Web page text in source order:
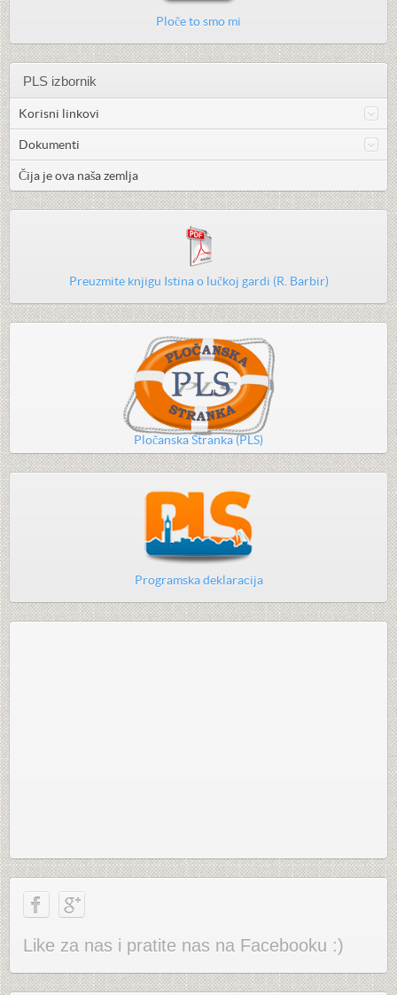
Ploče to smo mi
PLS izbornik
Korisni linkovi
Dokumenti
Čija je ova naša zemlja
Preuzmite knjigu Istina o lučkoj gardi (R. Barbir)
Pločanska Stranka (PLS)
Programska deklaracija
Like za nas i pratite nas na Facebooku :)